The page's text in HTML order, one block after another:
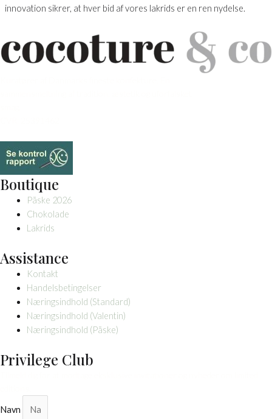
innovation sikrer, at hver bid af vores lakrids er en ren nydelse.
Boutique
Påske 2026
Chokolade
Lakrids
Assistance
Kontakt
Handelsbetingelser
Næringsindhold (Standard)
Næringsindhold (Valentin)
Næringsindhold (Påske)
Privilege Club
Navn